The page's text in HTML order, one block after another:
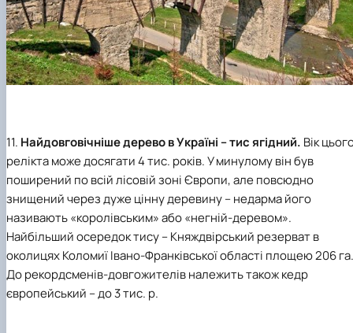
11. Найдовговічніше дерево в Україні – тис ягідний. Вік
релікта може досягати 4 тис. років. У минулому він був
поширений по всій лісовій зоні Європи, але повсюдно
знищений через дуже цінну деревину – недарма його
називають «королівським» або «негній-деревом».
Найбільший осередок тису – Княждвірський резерват в
околицях Коломиї Івано-Франківської області площею 206 га.
До рекордсменів-довгожителів належить також кедр
європейський – до 3 тис. р.